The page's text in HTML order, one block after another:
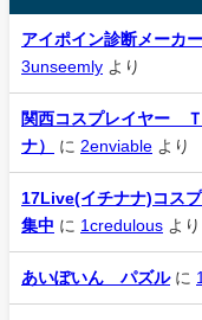
アイポイン診断メーカ
3unseemly より
関西コスプレイヤー
ナ）
に 2enviable より
17Live(イチナナ)コス
集中 に 1credulous より
あいぽいん パズルに